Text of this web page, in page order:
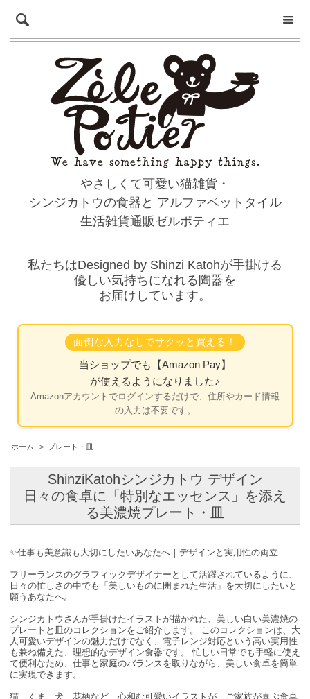
やさしくて可愛い猫雑貨・
シンジカトウの食器と アルファベットタイル
生活雑貨通販ゼルポティエ
私たちはDesigned by Shinzi Katohが手掛ける
優しい気持ちになれる陶器を
お届けしています。
面倒な入力なしでサクッと買える！
当ショップでも
【Amazon Pay】
が使えるようになりました♪
Amazonアカウントでログインするだけで、住所やカード情報
の入力は不要です。
ホーム > プレート・皿
ShinziKatohシンジカトウ デザイン
日々の食卓に「特別なエッセンス」を添え
る美濃焼プレート・皿
✨仕事も美意識も大切にしたいあなたへ｜デザインと実用性の両立
フリーランスのグラフィックデザイナーとして活躍されているように、
日々の忙しさの中でも「美しいものに囲まれた生活」を大切にしたいと
願うあなたへ。
シンジカトウさんが手掛けたイラストが描かれた、美しい白い美濃焼の
プレートと皿 のコレクションをご紹介します。 このコレクションは、大
人可愛いデザインの魅力だけでなく、電子レンジ対応という高い実用性
も兼ね備えた、理想的なデザイン食器です。 忙しい日常でも手軽に使え
て便利なため、仕事と家庭のバランスを取りながら、美しい食卓を簡単
に実現できます。
猫、くま、犬、花柄など、心和む可愛いイラストが、ご家族が喜ぶ食卓